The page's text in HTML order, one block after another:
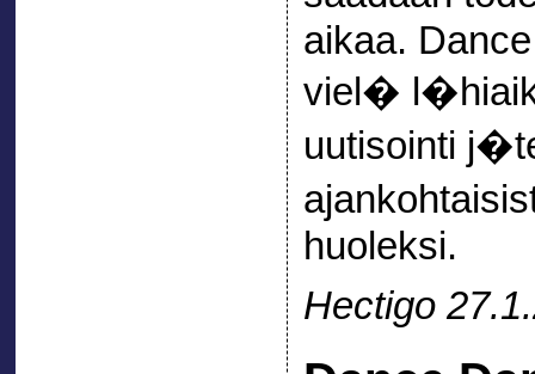
aikaa.
viel�
uutisointi
huoleksi.
Hectigo